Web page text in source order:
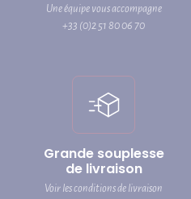
Une équipe vous accompagne
+33 (0)2 51 80 06 70
Grande souplesse
de livraison
Voir les conditions de livraison